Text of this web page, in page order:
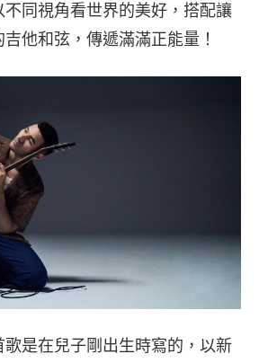
不同視角看世界的美好，搭配讓
他和弦，傳遞滿滿正能量！
歌是在兒子剛出生時寫的，以新